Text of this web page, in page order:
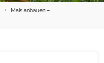
Mais anbauen –